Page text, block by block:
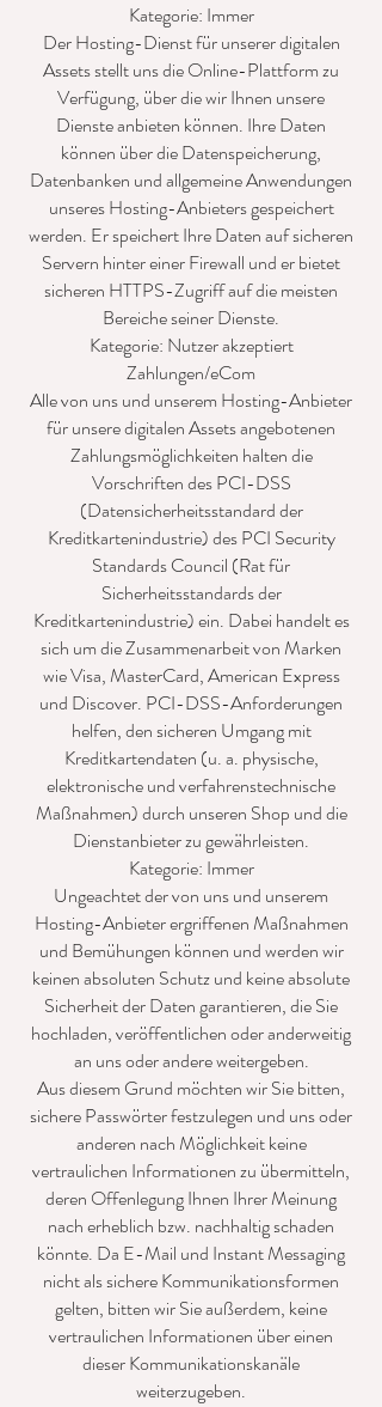
Kategorie: Immer
Der Hosting-Dienst für unserer digitalen
Assets stellt uns die Online-Plattform zu
Verfügung, über die wir Ihnen unsere
Dienste anbieten können. Ihre Daten
können über die Datenspeicherung,
Datenbanken und allgemeine Anwendungen
unseres Hosting-Anbieters gespeichert
werden. Er speichert Ihre Daten auf sicheren
Servern hinter einer Firewall und er bietet
sicheren HTTPS-Zugriff auf die meisten
Bereiche seiner Dienste.
Kategorie: Nutzer akzeptiert
Zahlungen/eCom
Alle von uns und unserem Hosting-Anbieter
für unsere digitalen Assets angebotenen
Zahlungsmöglichkeiten halten die
Vorschriften des PCI-DSS
(Datensicherheitsstandard der
Kreditkartenindustrie) des PCI Security
Standards Council (Rat für
Sicherheitsstandards der
Kreditkartenindustrie) ein. Dabei handelt es
sich um die Zusammenarbeit von Marken
wie Visa, MasterCard, American Express
und Discover. PCI-DSS-Anforderungen
helfen, den sicheren Umgang mit
Kreditkartendaten (u. a. physische,
elektronische und verfahrenstechnische
Maßnahmen) durch unseren Shop und die
Dienstanbieter zu gewährleisten.
Kategorie: Immer
Ungeachtet der von uns und unserem
Hosting-Anbieter ergriffenen Maßnahmen
und Bemühungen können und werden wir
keinen absoluten Schutz und keine absolute
Sicherheit der Daten garantieren, die Sie
hochladen, veröffentlichen oder anderweitig
an uns oder andere weitergeben.
Aus diesem Grund möchten wir Sie bitten,
sichere Passwörter festzulegen und uns oder
anderen nach Möglichkeit keine
vertraulichen Informationen zu übermitteln,
deren Offenlegung Ihnen Ihrer Meinung
nach erheblich bzw. nachhaltig schaden
könnte. Da E-Mail und Instant Messaging
nicht als sichere Kommunikationsformen
gelten, bitten wir Sie außerdem, keine
vertraulichen Informationen über einen
dieser Kommunikationskanäle
weiterzugeben.